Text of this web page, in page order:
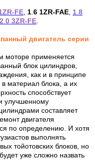
1 6 1ZR‑FAE 1 8
2 0 3ZR‑FE
двигатель серии
моторе применяется
блок цилиндров,
как и в принципе
материал блока, а их
способствует
улучшенному
составляет
двигателя
по определению. И хотя
выполнять
тойотовских блоков, но
уже сложно назвать